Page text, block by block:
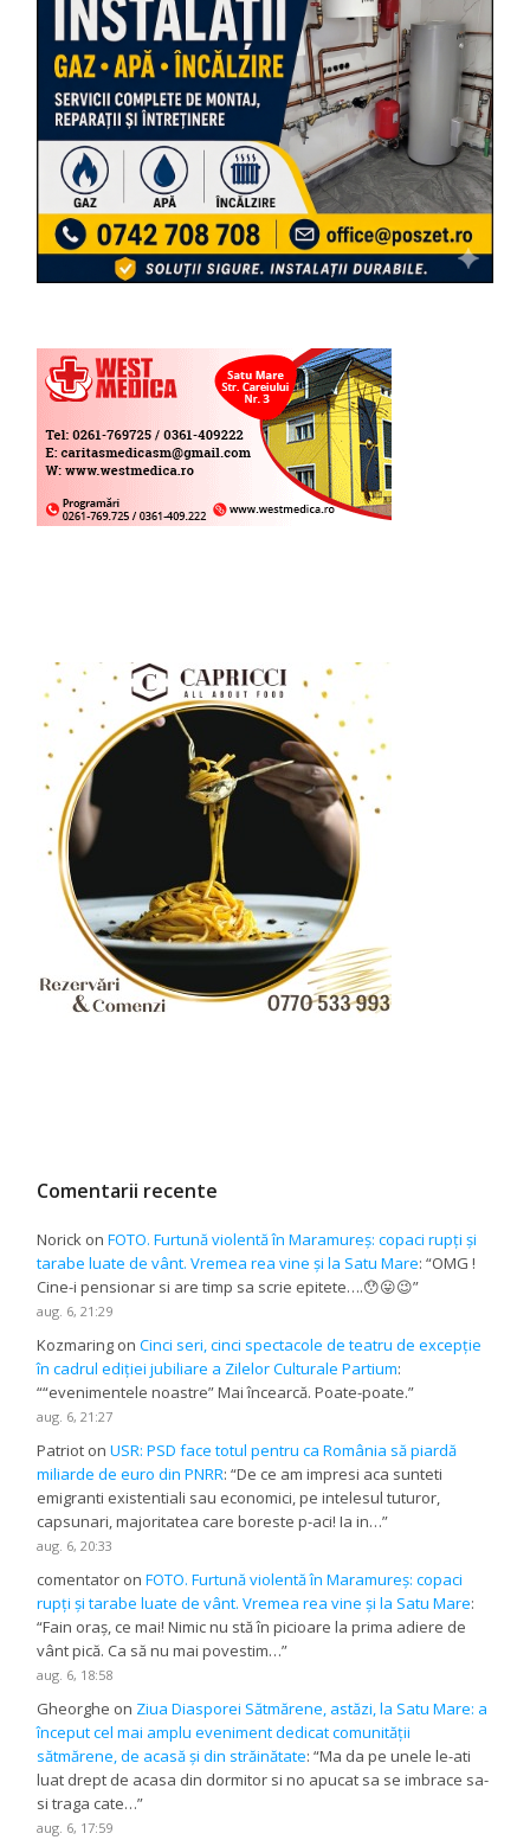
Comentarii recente
Norick onFOTO. Furtună violentă în Maramureș: copaci rupți și
tarabe luate de vânt. Vremea rea vine și la Satu Mare: “OMG !
Cine-i pensionar si are timp sa scrie epitete….😯😛😉”
aug. 6, 21:29
Kozmaring onCinci seri, cinci spectacole de teatru de excepție
în cadrul ediției jubiliare a Zilelor Culturale Partium:
““evenimentele noastre” Mai încearcă. Poate-poate.”
aug. 6, 21:27
Patriot onUSR: PSD face totul pentru ca România să piardă
miliarde de euro din PNRR: “De ce am impresi aca sunteti
emigranti existentiali sau economici, pe intelesul tuturor,
capsunari, majoritatea care boreste p-aci! Ia in…”
aug. 6, 20:33
comentator onFOTO. Furtună violentă în Maramureș: copaci
rupți și tarabe luate de vânt. Vremea rea vine și la Satu Mare:
“Fain oraș, ce mai! Nimic nu stă în picioare la prima adiere de
vânt pică. Ca să nu mai povestim…”
aug. 6, 18:58
Gheorghe on Ziua Diasporei Sătmărene, astăzi, la Satu Mare: a
început cel mai amplu eveniment dedicat comunității
sătmărene, de acasă și din străinătate: “Ma da pe unele le-ati
luat drept de acasa din dormitor si no apucat sa se imbrace sa-
si traga cate…”
aug. 6, 17:59